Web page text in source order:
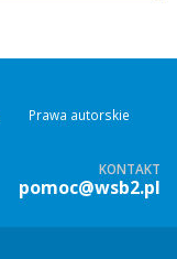
Prawa autorskie
KONTAKT
pomoc@wsb2.pl